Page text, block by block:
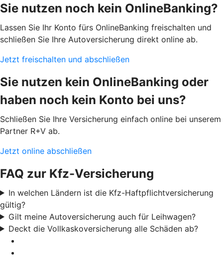
Sie nutzen noch kein OnlineBanking?
Lassen Sie Ihr Konto fürs OnlineBanking freischalten und
schließen Sie Ihre Autoversicherung direkt online ab.
Jetzt freischalten und abschließen
Sie nutzen kein OnlineBanking oder
haben noch kein Konto bei uns?
Schließen Sie Ihre Versicherung einfach online bei unserem
Partner R+V ab.
Jetzt online abschließen
FAQ zur Kfz-Versicherung
In welchen Ländern ist die Kfz-Haftpflichtversicherung
gültig?
Gilt meine Autoversicherung auch für Leihwagen?
Deckt die Vollkaskoversicherung alle Schäden ab?